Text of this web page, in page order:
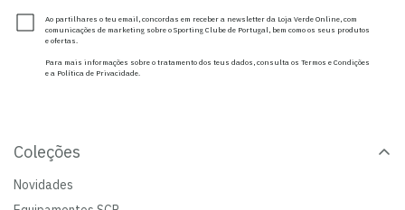
Ao partilhares o teu email, concordas em receber a newsletter da Loja Verde Online, com
comunicações de marketing sobre o Sporting Clube de Portugal, bem como os seus produtos
e ofertas.
Para mais informações sobre o tratamento dos teus dados, consulta os Termos e Condições
e a Política de Privacidade.
Coleções
Novidades